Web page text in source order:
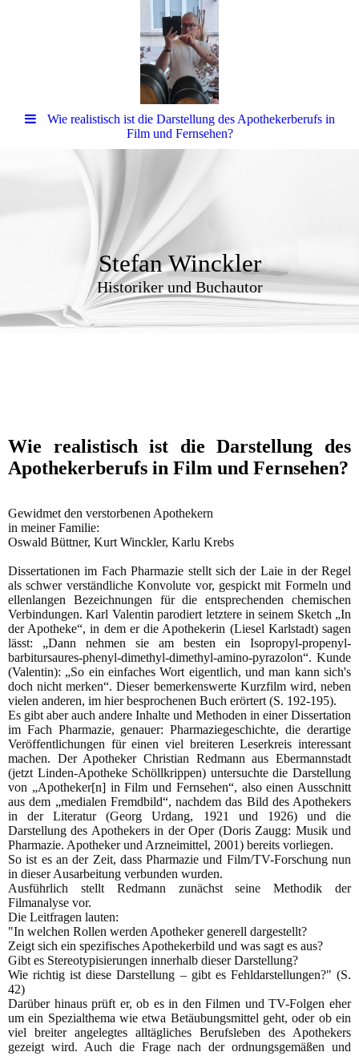
Wie realistisch ist die Darstellung des Apothekerberufs in
Film und Fernsehen?
Stefan Winckler
Historiker und Buchautor
Wie realistisch ist die Darstellung des
Apothekerberufs in Film und Fernsehen?
Gewidmet den verstorbenen Apothekern
in meiner Familie:
Oswald Büttner, Kurt Winckler, Karlu Krebs
Dissertationen im Fach Pharmazie stellt sich der Laie in der Regel
als schwer verständliche Konvolute vor, gespickt mit Formeln und
ellenlangen Bezeichnungen für die entsprechenden chemischen
Verbindungen. Karl Valentin parodiert letztere in seinem Sketch „In
der Apotheke“, in dem er die Apothekerin (Liesel Karlstadt) sagen
lässt: „Dann nehmen sie am besten ein Isopropyl-propenyl-
barbitursaures-phenyl-dimethyl-dimethyl-amino-pyrazolon“. Kunde
(Valentin): „So ein einfaches Wort eigentlich, und man kann sich's
doch nicht merken“. Dieser bemerkenswerte Kurzfilm wird, neben
vielen anderen, im hier besprochenen Buch erörtert (S. 192-195).
Es gibt aber auch andere Inhalte und Methoden in einer Dissertation
im Fach Pharmazie, genauer: Pharmaziegeschichte, die derartige
Veröffentlichungen für einen viel breiteren Leserkreis interessant
machen. Der Apotheker Christian Redmann aus Ebermannstadt
(jetzt Linden-Apotheke Schöllkrippen) untersuchte die Darstellung
von „Apotheker[n] in Film und Fernsehen“, also einen Ausschnitt
aus dem „medialen Fremdbild“, nachdem das Bild des Apothekers
in der Literatur (Georg Urdang, 1921 und 1926) und die
Darstellung des Apothekers in der Oper (Doris Zaugg: Musik und
Pharmazie. Apotheker und Arzneimittel, 2001) bereits vorliegen.
So ist es an der Zeit, dass Pharmazie und Film/TV-Forschung nun
in dieser Ausarbeitung verbunden wurden.
Ausführlich stellt Redmann zunächst seine Methodik der
Filmanalyse vor.
Die Leitfragen lauten:
"In welchen Rollen werden Apotheker generell dargestellt?
Zeigt sich ein spezifisches Apothekerbild und was sagt es aus?
Gibt es Stereotypisierungen innerhalb dieser Darstellung?
Wie richtig ist diese Darstellung – gibt es Fehldarstellungen?" (S.
42)
Darüber hinaus prüft er, ob es in den Filmen und TV-Folgen eher
um ein Spezialthema wie etwa Betäubungsmittel geht, oder ob ein
viel breiter angelegtes alltägliches Berufsleben des Apothekers
gezeigt wird. Auch die Frage nach der ordnungsgemäßen und